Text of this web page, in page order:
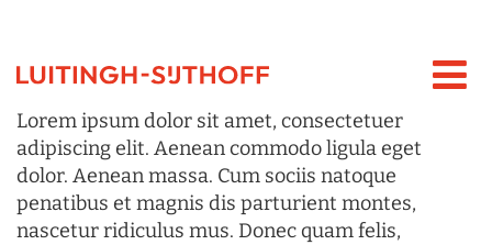
Lorem ipsum dolor sit amet, consectetuer
adipiscing elit. Aenean commodo ligula eget
dolor. Aenean massa. Cum sociis natoque
penatibus et magnis dis parturient montes,
nascetur ridiculus mus. Donec quam felis,